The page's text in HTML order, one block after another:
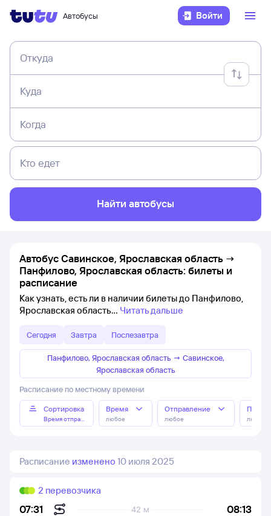
Автобусы Войти
Откуда
Куда
Когда
Кто едет
Найти автобусы
Автобус Савинское, Ярославская область →
Панфилово, Ярославская область: билеты и
расписание
Как узнать, есть ли в наличии билеты до Панфилово,
Ярославская область
Читать дальше
Сегодня Завтра Послезавтра
Панфилово, Ярославская область → Савинское,
Ярославская область
Расписание по местному времени
Сортировка
Время отправления
Время
любое
Отправление
любое любое
Расписание изменено 10 июля 2025
07:31 08:13
42 м
2 перевозчика